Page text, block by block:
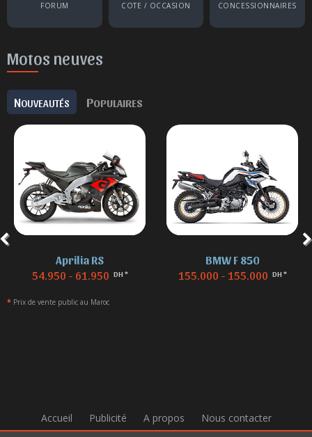
FORUM COTE / OCCASION CONCESSIONNAIRES
Motos neuves
NOUVEAUTÉS POPULAIRES
Aprilia RS
54.950 - 61.950 DH *
BMW F 850
155.000 - 155.000 DH *
* Prix de vente public au Maroc
Accueil Publicité A propos Nous contacter